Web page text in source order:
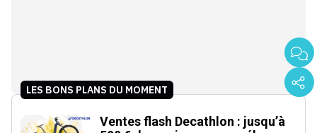
LES BONS PLANS DU MOMENT
Ventes flash Decathlon : jusqu’à